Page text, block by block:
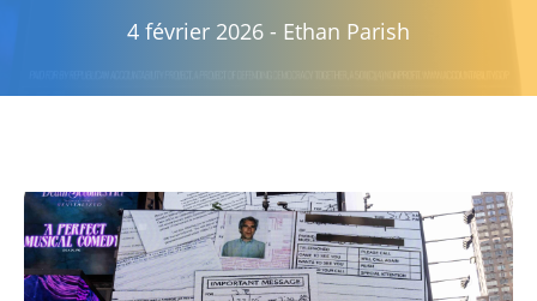
4 février 2026 - Ethan Parish